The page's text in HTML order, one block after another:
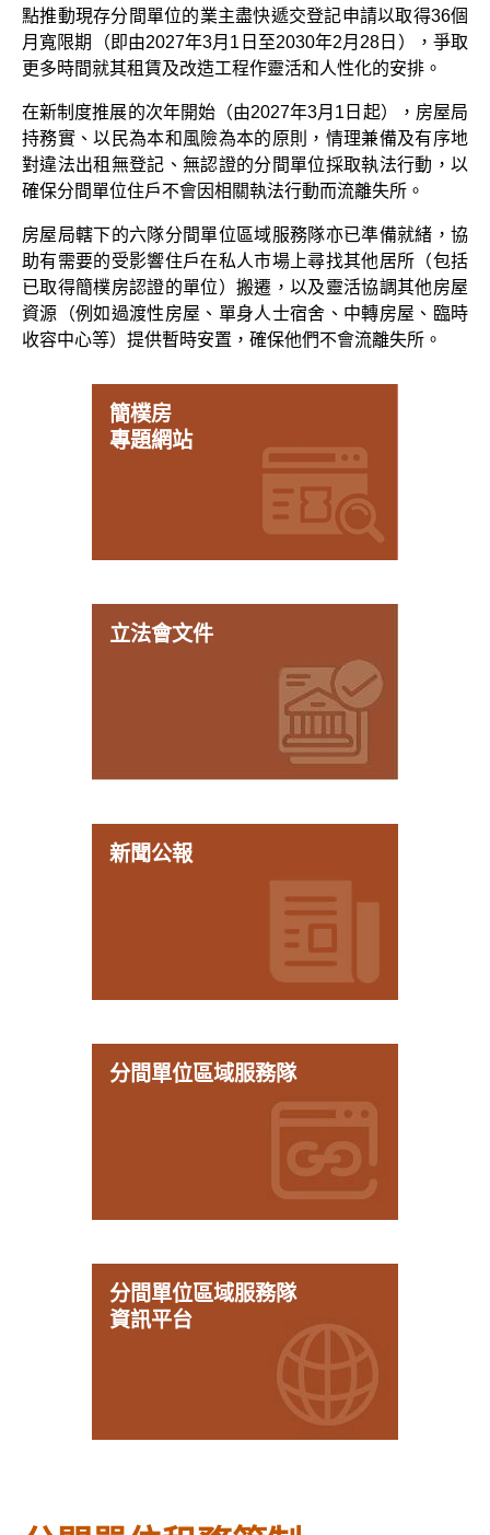
點推動現存分間單位的業主盡快遞交登記申請以取得36個
月寬限期（即由2027年3月1日至2030年2月28日），爭取
更多時間就其租賃及改造工程作靈活和人性化的安排。
在新制度推展的次年開始（由2027年3月1日起），房屋局
持務實、以民為本和風險為本的原則，情理兼備及有序地
對違法出租無登記、無認證的分間單位採取執法行動，以
確保分間單位住戶不會因相關執法行動而流離失所。
房屋局轄下的六隊分間單位區域服務隊亦已準備就緒，協
助有需要的受影響住戶在私人市場上尋找其他居所（包括
已取得簡樸房認證的單位）搬遷，以及靈活協調其他房屋
資源（例如過渡性房屋、單身人士宿舍、中轉房屋、臨時
收容中心等）提供暫時安置，確保他們不會流離失所。
簡樸房
專題網站
立法會文件
新聞公報
分間單位區域服務隊
分間單位區域服務隊
資訊平台